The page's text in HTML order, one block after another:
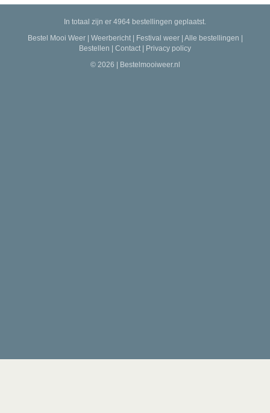
In totaal zijn er 4964 bestellingen geplaatst.
Bestel Mooi Weer| Weerbericht| Festival weer| Alle bestellingen
Bestellen
Contact
Privacy policy
© 2026 | Bestelmooiweer.nl